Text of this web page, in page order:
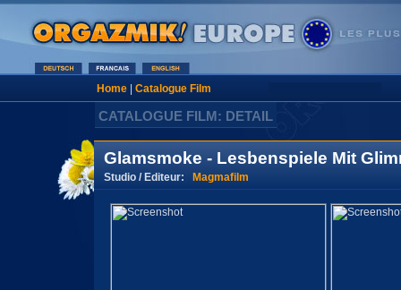
Home| Catalogue Film
CATALOGUE FILM: DETAIL
Glamsmoke - Lesbenspiele Mit
Studio / Editeur: Magmafilm